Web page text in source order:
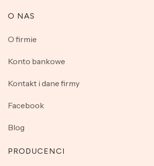
O NAS
O firmie
Konto bankowe
Kontakt i dane firmy
Facebook
Blog
PRODUCENCI